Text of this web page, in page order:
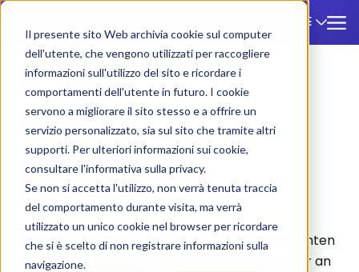
Il presente sito Web archivia cookie sul computer
dell'utente, che vengono utilizzati per raccogliere
informazioni sull'utilizzo del sito e ricordare i
comportamenti dell'utente in futuro. I cookie
servono a migliorare il sito stesso e a offrire un
servizio personalizzato, sia sul sito che tramite altri
supporti. Per ulteriori informazioni sui cookie,
consultare l'informativa sulla privacy.
Se non si accetta l'utilizzo, non verrà tenuta traccia
del comportamento durante visita, ma verrà
utilizzato un unico cookie nel browser per ricordare
che si è scelto di non registrare informazioni sulla
navigazione.
DE
Loreto
LORETO
1) REGELUNGEN FÜR
TOURISTENBUSSE
Die verkehrsberuhigte Zone (ZTL) ist im gesamten
Gemeindegebiet von Loreto, einschließlich der an